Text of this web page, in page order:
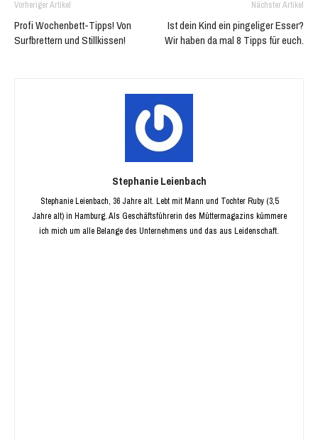
Vorheriger Artikel
Profi Wochenbett-Tipps! Von
Surfbrettern und Stillkissen!
Nächster Artikel
Ist dein Kind ein pingeliger Esser?
Wir haben da mal 8 Tipps für euch.
Stephanie Leienbach
Stephanie Leienbach, 36 Jahre alt. Lebt mit Mann und Tochter Ruby (3,5
Jahre alt) in Hamburg. Als Geschäftsführerin des Müttermagazins kümmere
ich mich um alle Belange des Unternehmens und das aus Leidenschaft.